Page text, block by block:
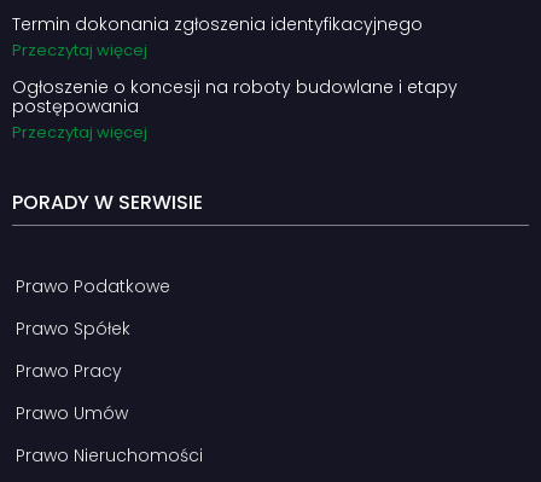
Termin dokonania zgłoszenia identyfikacyjnego
Przeczytaj więcej
Ogłoszenie o koncesji na roboty budowlane i etapy
postępowania
Przeczytaj więcej
PORADY W SERWISIE
Prawo Podatkowe
Prawo Spółek
Prawo Pracy
Prawo Umów
Prawo Nieruchomości